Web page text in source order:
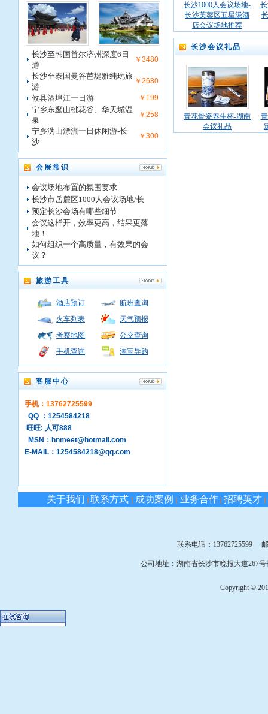
长沙至韩国首尔济州深度6日
游
￥3480
长沙至泰国曼谷芭堤雅纯玩旅
游
￥2680
攸县酒埠江一日游 ￥199
宁乡东鹜山桃花谷、华天城温
泉
￥258
宁乡沩山漂流一日休闲游-长
沙
￥300
会展常识
会议场地布置的氛围要求
长沙市岳麓区1000人会议场地/长
预定长沙会场有哪些细节
会议这样开，效率更高，结果更落
地！
如何组织一个高质量，有效果的会
议？
旅游工具
酒店预订
航班查询
火车列表
天气预报
考察地图
公交查询
手机查询
淘宝导购
客服中心
手机：13762725599
QQ ：1254584218
旺旺: 人可888
MSN：hnmeet@hotmail.com
E-MAIL：1254584218@qq.com
长沙1000人会议场地-
长沙芙蓉区五星级酒
店会议场地推荐
长沙会议礼品
青花骨瓷养生杯-湖南
会议礼品
关于我们 | 联系方式 | 成功案例 | 业务合作 | 招聘英才 |
联系电话：13762725599
公司地址：湖南省长沙市晚报大道267
Copyright ©